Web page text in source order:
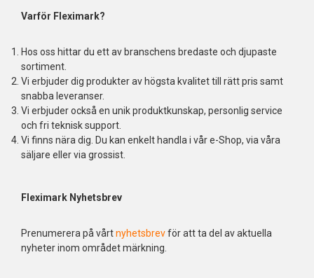
Varför Fleximark?
Hos oss hittar du ett av branschens bredaste och djupaste
sortiment.
Vi erbjuder dig produkter av högsta kvalitet till rätt pris samt
snabba leveranser.
Vi erbjuder också en unik produktkunskap, personlig service
och fri teknisk support.
Vi finns nära dig. Du kan enkelt handla i vår e-Shop, via våra
säljare eller via grossist.
Fleximark Nyhetsbrev
Prenumerera på vårtnyhetsbrevför att ta del av aktuella
nyheter inom området märkning.